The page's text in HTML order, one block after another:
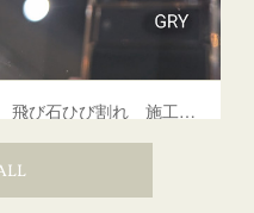
飛び石ひび割れ 施工例「キケンゾーン範囲・ストレートブレイク」フェアレディＺ